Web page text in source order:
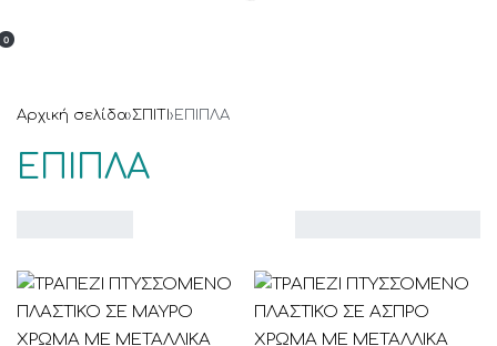
0
Αρχική σελίδα›ΣΠΙΤΙ › ΕΠΙΠΛΑ
ΕΠΙΠΛΑ
ΠΡΟΒΟΛΗ
2